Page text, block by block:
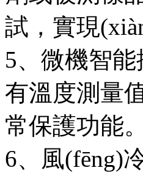
試，實現
5、微機智
有溫度測量
常保護功能
6、風(fēng)